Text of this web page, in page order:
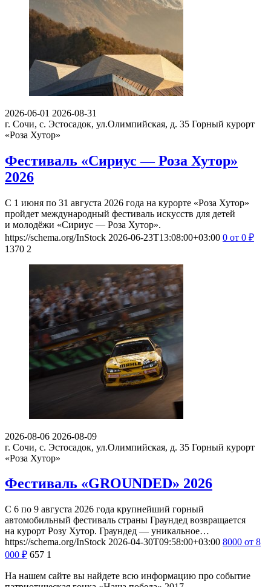
2026-06-01 2026-08-31
г. Сочи, с. Эстосадок, ул.Олимпийская, д. 35 Горный курорт
«Роза Хутор»
Фестиваль «Сириус — Роза Хутор»
2026
С 1 июня по 31 августа 2026 года на курорте «Роза Хутор»
пройдет международный фестиваль искусств для детей
и молодёжи «Сириус — Роза Хутор».
https://schema.org/InStock 2026-06-23T13:08:00+03:00 0 от 0 ₽
1370 2
2026-08-06 2026-08-09
г. Сочи, с. Эстосадок, ул.Олимпийская, д. 35 Горный курорт
«Роза Хутор»
Фестиваль «GROUNDED» 2026
С 6 по 9 августа 2026 года крупнейший горный
автомобильный фестиваль страны Граундед возвращается
на курорт Розу Хутор. Граундед — уникальное…
https://schema.org/InStock 2026-04-30T09:58:00+03:00 8000 от 8
000 ₽ 657 1
На нашем сайте вы найдете всю информацию про событие